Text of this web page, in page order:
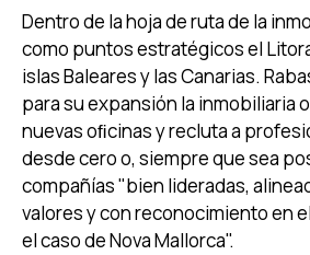
Dentro de la hoja de ruta de la
como puntos estratégicos el
islas Baleares y las Canarias.
para su expansión la inmobiliaria
nuevas oﬁcinas y recluta a
desde cero o, siempre que sea
compañías "bien lideradas,
valores y con reconocimiento en
el caso de Nova Mallorca".